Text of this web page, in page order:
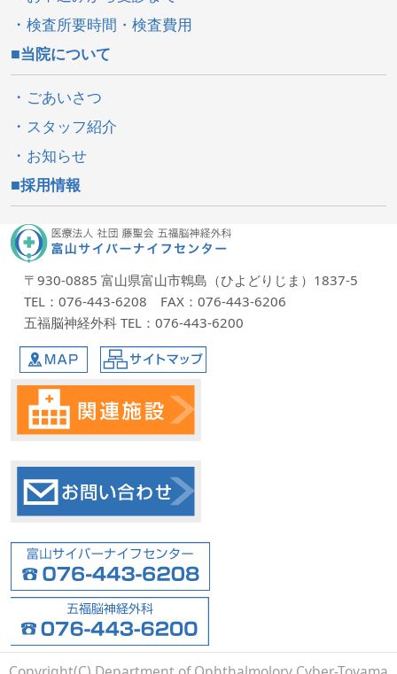
検査所要時間・検査費用
当院について
ごあいさつ
スタッフ紹介
お知らせ
採用情報
〒930-0885 富山県富山市鵯島（ひよどりじま）1837-5
TEL：076-443-6208 FAX：076-443-6206
五福脳神経外科 TEL：076-443-6200
MAP